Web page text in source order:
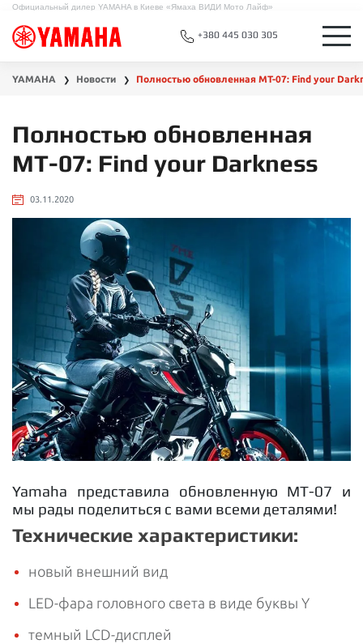
Официальный дилер YAMAHA в Киеве «Ямаха ВИДИ Мото Лайф»
+380 445 030 305
YAMAHA ❯ Новости ❯ Полностью обновленная МТ-07: Find your
Полностью обновленная
МТ-07: Find your Darkness
03.11.2020
Yamaha представила обновленную МТ-07 и
мы рады поделиться с вами всеми деталями!
Технические характеристики:
новый внешний вид
LED-фара головного света в виде буквы Y
темный LCD-дисплей